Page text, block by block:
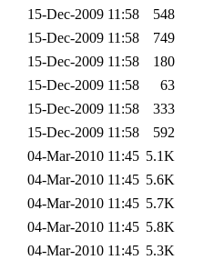
15-Dec-2009 11:58
548
15-Dec-2009 11:58
749
15-Dec-2009 11:58
180
15-Dec-2009 11:58
63
15-Dec-2009 11:58
333
15-Dec-2009 11:58
592
04-Mar-2010 11:45 5.1K
04-Mar-2010 11:45 5.6K
04-Mar-2010 11:45 5.7K
04-Mar-2010 11:45 5.8K
04-Mar-2010 11:45 5.3K